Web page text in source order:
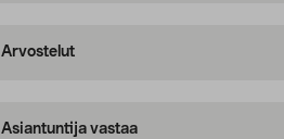
Arvostelut
Asiantuntija vastaa